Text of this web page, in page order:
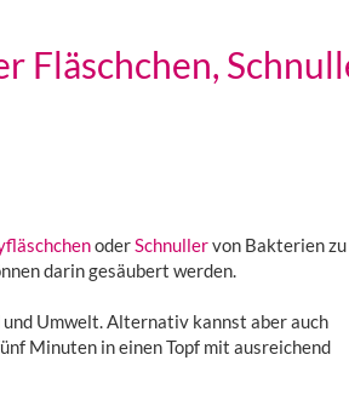
Fläschchen,
oderSchnullervon Bakterien zu
darin gesäubert werden.
Umwelt. Alternativ kannst aber auch
Minuten in einen Topf mit ausreichend